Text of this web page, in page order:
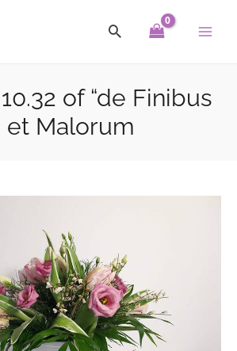
of “de Finibus
et Malorum